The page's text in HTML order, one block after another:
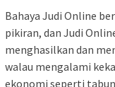
Bahaya Judi Online
pikiran, dan Judi
menghasilkan dan
walau mengalami
ekonomi seperti